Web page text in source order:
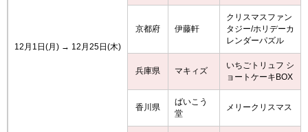
12月1日(月) → 12月25日(木)
京都府 伊藤軒
クリスマスファン
タジー/ホリデーカ
レンダーパズル
兵庫県 マキィズ
いちごトリュフ シ
ョートケーキBOX
香川県
ばいこう
堂
メリークリスマス